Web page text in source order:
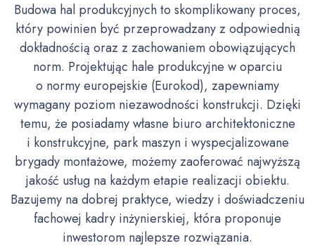
Budowa hal produkcyjnych to skomplikowany proces,
który powinien być przeprowadzany z odpowiednią
dokładnością oraz z zachowaniem obowiązujących
norm. Projektując hale produkcyjne w oparciu
o normy europejskie (Eurokod), zapewniamy
wymagany poziom niezawodności konstrukcji. Dzięki
temu, że posiadamy własne biuro architektoniczne
i konstrukcyjne, park maszyn i wyspecjalizowane
brygady montażowe, możemy zaoferować najwyższą
jakość usług na każdym etapie realizacji obiektu.
Bazujemy na dobrej praktyce, wiedzy i doświadczeniu
fachowej kadry inżynierskiej, która proponuje
inwestorom najlepsze rozwiązania.